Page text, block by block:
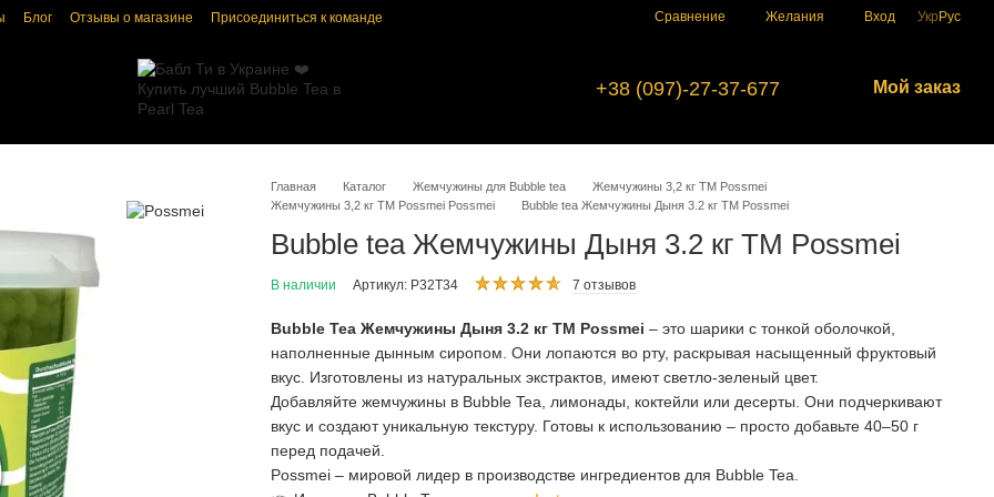
Блог Отзывы о магазине
Присоединиться к команде
Сравнение Желания Вход Укр Рус
+38 (097)-27-37-677 Мой заказ
Главная Каталог Жемчужины для Bubble tea
Жемчужины 3,2 кг ТМ Possmei
Жемчужины 3,2 кг ТМ Possmei Possmei
Bubble tea Жемчужины Дыня 3.2 кг TM Possmei
Bubble tea Жемчужины Дыня 3.2 кг TM Possmei
В наличии Артикул: P32T34 7 отзывов
Bubble Tea Жемчужины Дыня 3.2 кг TM Possmei – это шарики с тонкой оболочкой,
наполненные дынным сиропом. Они лопаются во рту, раскрывая насыщенный фруктовый
вкус. Изготовлены из натуральных экстрактов, имеют светло-зеленый цвет.
Добавляйте жемчужины в Bubble Tea, лимонады, коктейли или десерты. Они подчеркивают
вкус и создают уникальную текстуру. Готовы к использованию – просто добавьте 40–50 г
перед подачей.
Possmei – мировой лидер в производстве ингредиентов для Bubble Tea.